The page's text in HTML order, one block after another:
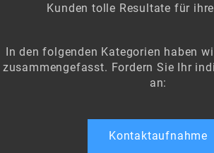
Kundentolle Resultate für
In den folgenden Kategorien haben
zusammengefasst. Fordern Sie Ihr
an:
Kontaktaufnahme